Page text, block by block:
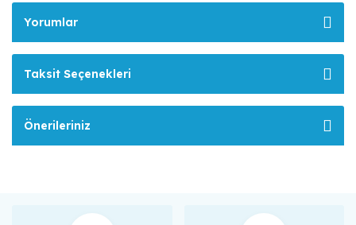
Yorumlar
Taksit Seçenekleri
Önerileriniz